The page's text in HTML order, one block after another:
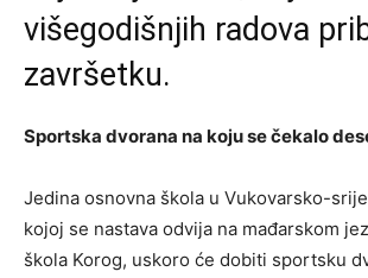
višegodišnjih radova
završetku.
Sportska dvorana na koju se čekalo
Jedina osnovna škola u Vukovarsko-
kojoj se nastava odvija na mađarskom
škola Korog, uskoro će dobiti sportsku